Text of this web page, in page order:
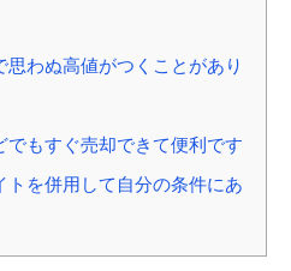
思わぬ高値がつくことがあり
もすぐ売却できて便利です
を併用して自分の条件にあ